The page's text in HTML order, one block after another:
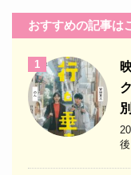
おすすめの記事は
1